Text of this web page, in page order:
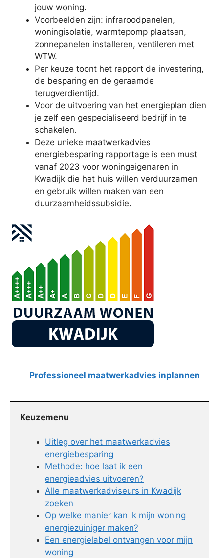
jouw woning.
Voorbeelden zijn: infraroodpanelen,
woningisolatie, warmtepomp plaatsen,
zonnepanelen installeren, ventileren met
WTW.
Per keuze toont het rapport de investering,
de besparing en de geraamde
terugverdientijd.
Voor de uitvoering van het energieplan dien
je zelf een gespecialiseerd bedrijf in te
schakelen.
Deze unieke maatwerkadvies
energiebesparing rapportage is een must
vanaf 2023 voor woningeigenaren in
Kwadijk die het huis willen verduurzamen
en gebruik willen maken van een
duurzaamheidssubsidie.
Professioneel maatwerkadvies inplannen
Keuzemenu
Uitleg over het maatwerkadvies
energiebesparing
Methode: hoe laat ik een
energieadvies uitvoeren?
Alle maatwerkadviseurs in Kwadijk
zoeken
Op welke manier kan ik mijn woning
energiezuiniger maken?
Een energielabel ontvangen voor mijn
woning